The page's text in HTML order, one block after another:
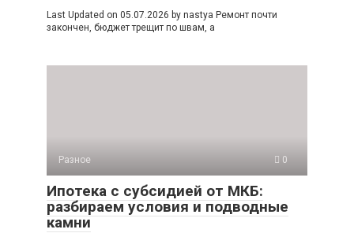
Last Updated on 05.07.2026 by nastya Ремонт почти
закончен, бюджет трещит по швам, а
Разное 0
Ипотека с субсидией от МКБ:
разбираем условия и подводные
камни